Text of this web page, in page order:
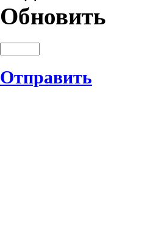
Обновить
Отправить